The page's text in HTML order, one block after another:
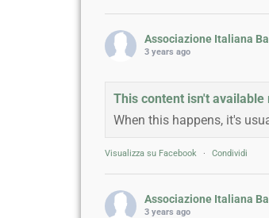
Associazione Italiana
3 years ago
This content isn't available
When this happens, it's
Visualizza su Facebook · Condividi
Associazione Italiana
3 years ago